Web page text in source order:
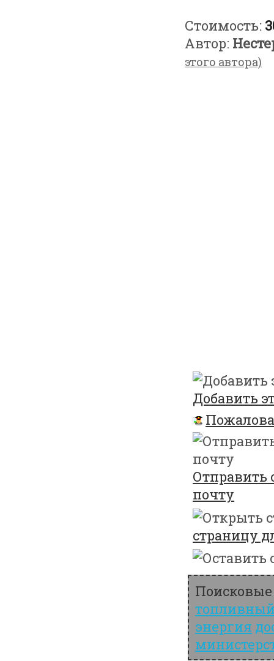
Стоимость:
Автор:
этого автора)
Добавить
Отправить
почту
страницу
Поисковые
энергия